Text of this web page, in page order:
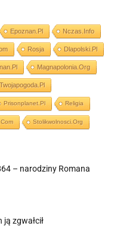
Epoznan.pl Nczas.info
Rosja Dlapolski.pl
Magnapolonia.org
Twojapogoda.pl
Prisonplanet.pl Religia
Stolikwolnosci.org
– narodziny Romana
zgwałcił